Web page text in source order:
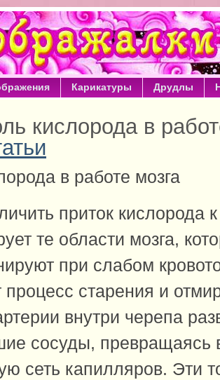
Карикатуры Друдлы
кислорода в
в работе мозга
приток кислорода к
те области мозга,
при слабом
старения и
внутри черепа
сосуды, превращаясь
сеть капилляров. Эти